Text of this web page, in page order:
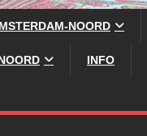
NOORD
INFO